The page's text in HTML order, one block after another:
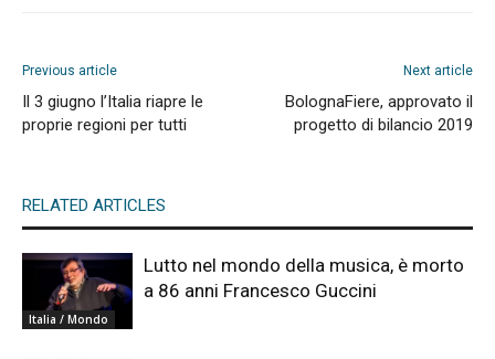
Previous article
Il 3 giugno l’Italia riapre le
proprie regioni per tutti
Next article
BolognaFiere, approvato il
progetto di bilancio 2019
RELATED ARTICLES
Italia / Mondo
Lutto nel mondo della musica, è morto
a 86 anni Francesco Guccini